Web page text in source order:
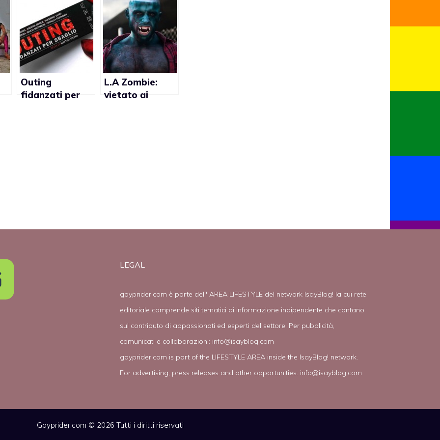
Outing
fidanzati per
L.A Zombie:
vietato ai
LEGAL
gayprider.com è parte dell' AREA LIFESTYLE del network IsayBlog! la cui rete
editoriale comprende siti tematici di informazione indipendente che contano
sul contributo di appassionati ed esperti del settore. Per pubblicità,
comunicati e collaborazioni: info@isayblog.com
gayprider.com is part of the LIFESTYLE AREA inside the IsayBlog! network.
For advertising, press releases and other opportunities: info@isayblog.com
Gayprider.com © 2026 Tutti i diritti riservati